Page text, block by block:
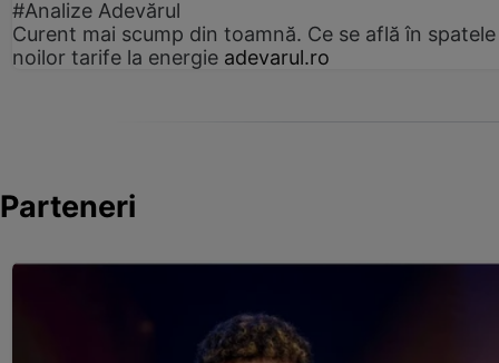
#Analize Adevărul
Curent mai scump din toamnă. Ce se află în spatele
noilor tarife la energie adevarul.ro
Parteneri